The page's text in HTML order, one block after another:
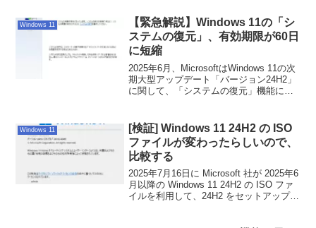
Windows 11
【緊急解説】Windows 11の「シ
ステムの復元」、有効期限が60日
に短縮
2025年6月、MicrosoftはWindows 11の次
期大型アップデート「バージョン24H2」
に関して、「システムの復元」機能に関
あるMicrosoftの思惑を考察し、そして
「私たちユーザーが今後どのようにPCと
付き合っていくべきか」という具体的な
対策まで、徹底的に解説します。
Windows 11
[検証] Windows 11 24H2 の ISO
ファイルが変わったらしいので、
比較する
2025年7月16日に Microsoft 社が 2025年6
月以降の Windows 11 24H2 の ISO ファ
イルを利用して、24H2 をセットアップす